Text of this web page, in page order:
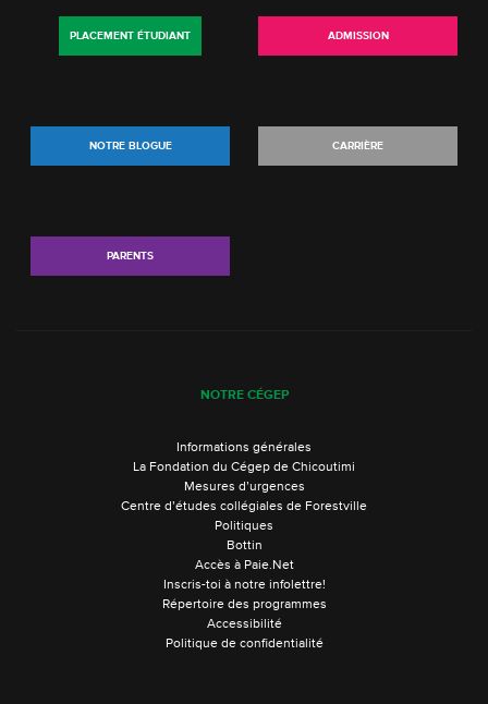
PLACEMENT ÉTUDIANT ADMISSION
NOTRE BLOGUE CARRIÈRE
PARENTS
NOTRE CÉGEP
Informations générales
La Fondation du Cégep de Chicoutimi
Mesures d’urgences
Centre d’études collégiales de Forestville
Politiques
Bottin
Accès à Paie.Net
Inscris-toi à notre infolettre!
Répertoire des programmes
Accessibilité
Politique de confidentialité